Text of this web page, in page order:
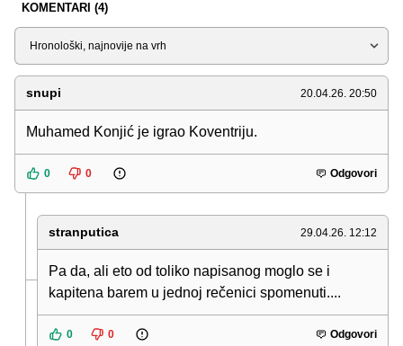
KOMENTARI (4)
Sortiraj
snupi 20.04.26. 20:50
Muhamed Konjić je igrao Koventriju.
0 0 Odgovori
stranputica 29.04.26. 12:12
Pa da, ali eto od toliko napisanog moglo se i
kapitena barem u jednoj rečenici spomenuti....
0 0 Odgovori